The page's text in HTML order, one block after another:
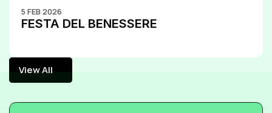
5 FEB 2026
FESTA DEL BENESSERE
View All
View All